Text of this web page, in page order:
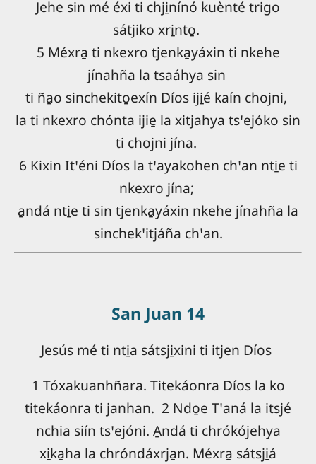
Jehe sin mé éxi ti chji̱nínó kuènté trigo
sátjiko xri̱nto̱.
5 Méxra̱ ti nkexro tjenka̱yáxin ti nkehe
jínahña la tsaáhya sin
ti ña̱o sinchekito̱exín Díos iji̱é kaín chojni,
la ti nkexro chónta ijie̱ la xitjahya tsꞌejóko sin
ti chojni jína.
6 Kixin Itꞌéni Díos la tꞌayakohen chꞌan nti̱e ti
nkexro jína;
a̱ndá nti̱e ti sin tjenka̱yáxin nkehe jínahña la
sinchekꞌitjáña chꞌan.
San Juan 14
Jesús mé ti nti̱a sátsji̱xini ti itjen Díos
1 Tóxakuanhñara. Titekáonra Díos la ko
titekáonra ti janhan. 2 Ndo̱e Tꞌaná la itsjé
nchia siín tsꞌejóni. A̱ndá ti chrókójehya
xi̱ka̱ha la chróndáxrja̱n. Méxra̱ sátsji̱á